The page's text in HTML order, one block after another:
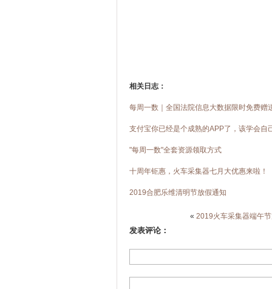
相关日志：
每周一数｜全国法院信息大数据限时免费赠
支付宝你已经是个成熟的APP了，该学会自
"每周一数"全套资源领取方式
十周年钜惠，火车采集器七月大优惠来啦！
2019合肥乐维清明节放假通知
« 2019火车采集器端午
发表评论：